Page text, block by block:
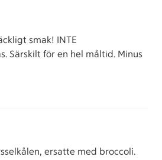
smak! INTE
Särskilt för en hel måltid. Minus
ersatte med broccoli.